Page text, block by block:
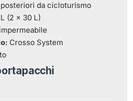
da cicloturismo
(2 × 30 L)
Crosso System